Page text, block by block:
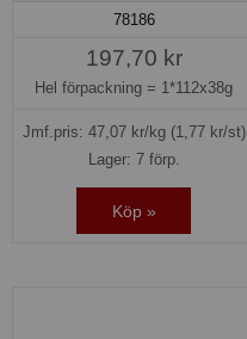
78186
197,70 kr
Hel förpackning = 1*112x38g
Jmf.pris: 47,07kr/kg (1,77 kr/st)
Lager: 7 förp.
Köp »